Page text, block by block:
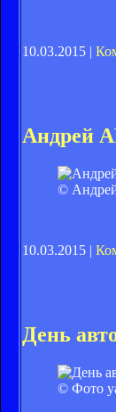
10.03.2015 |
Андрей
©
10.03.2015 |
День
© Фото